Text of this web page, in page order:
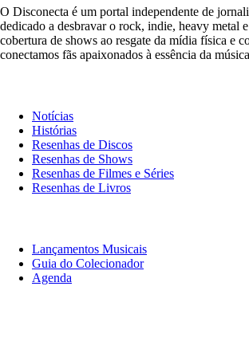
O Disconecta é um portal independente de
dedicado a desbravar o rock, indie, heavy metal
cobertura de shows ao resgate da mídia física e
conectamos fãs apaixonados à essência da
Notícias
Histórias
Resenhas de Discos
Resenhas de Shows
Resenhas de Filmes e Séries
Resenhas de Livros
Lançamentos Musicais
Guia do Colecionador
Agenda